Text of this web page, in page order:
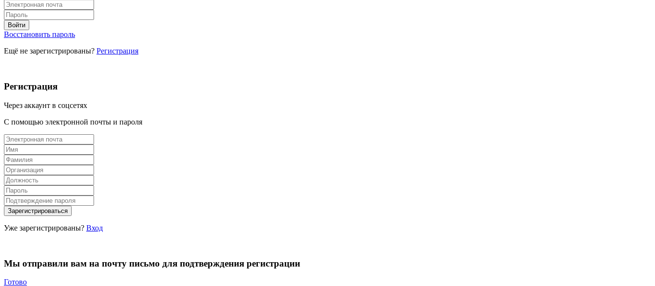
Восстановить пароль
Ещё не зарегистрированы? Регистрация
Регистрация
Через аккаунт в соцсетях
С помощью электронной почты и пароля
Уже зарегистрированы? Вход
Мы отправили вам на почту письмо для подтверждения регистрации
Готово